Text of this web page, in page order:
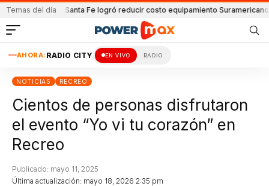
Temas del día
y Lanús Santa Fe logró reducir costo equipamiento Suramericanos
AHORA: RADIO CITY EN VIVO RADIO
NOTICIAS RECREO
Cientos de personas disfrutaron
el evento “Yo vi tu corazón” en
Recreo
Última actualización: mayo 18, 2026 2:35 pm
Publicado: mayo 11, 2025